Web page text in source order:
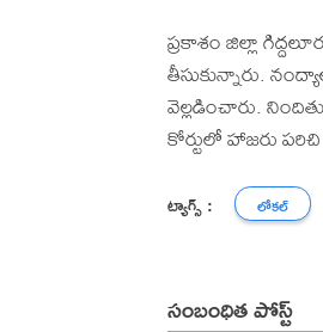
ప్రకాశం జిల్లా
తీసుకున్నారు.
వెల్లడించారు.
కోర్టులో హాజరు
ట్యాగ్స్ : లోకల్
సంబంధిత పోస్ట్